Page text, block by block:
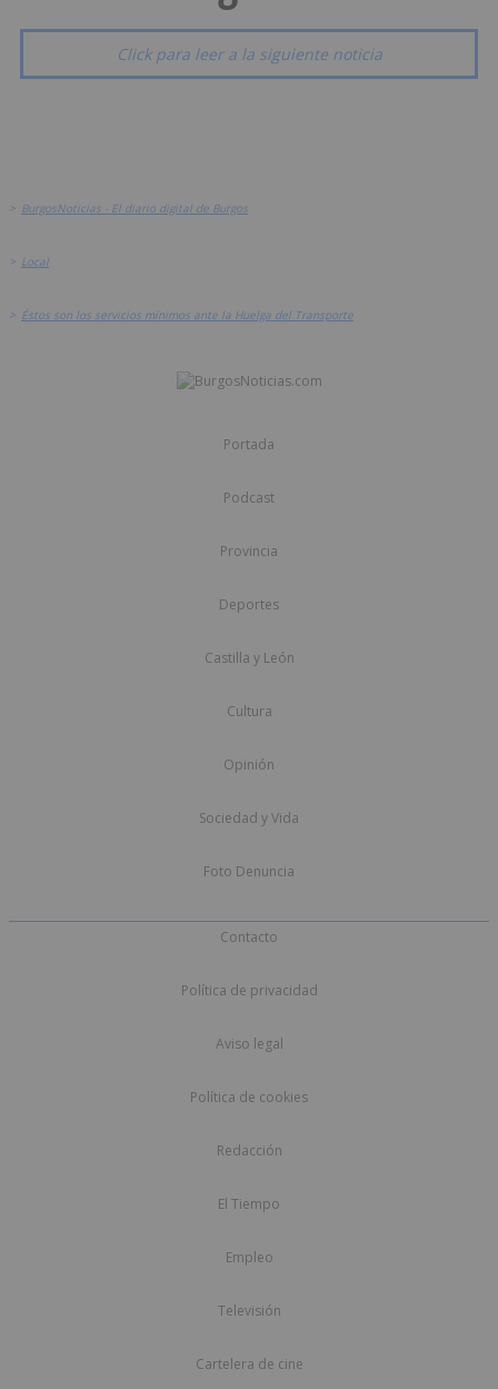
Click para leer a la siguiente noticia
> BurgosNoticias - El diario digital de Burgos
> Local
> Éstos son los servicios mínimos ante la Huelga del Transporte
Portada
Podcast
Provincia
Deportes
Castilla y León
Cultura
Opinión
Sociedad y Vida
Foto Denuncia
Contacto
Política de privacidad
Aviso legal
Política de cookies
Redacción
El Tiempo
Empleo
Televisión
Cartelera de cine